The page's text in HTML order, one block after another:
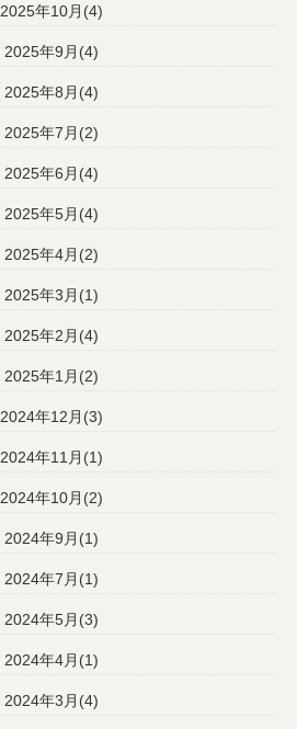
2025年10月(4)
2025年9月(4)
2025年8月(4)
2025年7月(2)
2025年6月(4)
2025年5月(4)
2025年4月(2)
2025年3月(1)
2025年2月(4)
2025年1月(2)
2024年12月(3)
2024年11月(1)
2024年10月(2)
2024年9月(1)
2024年7月(1)
2024年5月(3)
2024年4月(1)
2024年3月(4)